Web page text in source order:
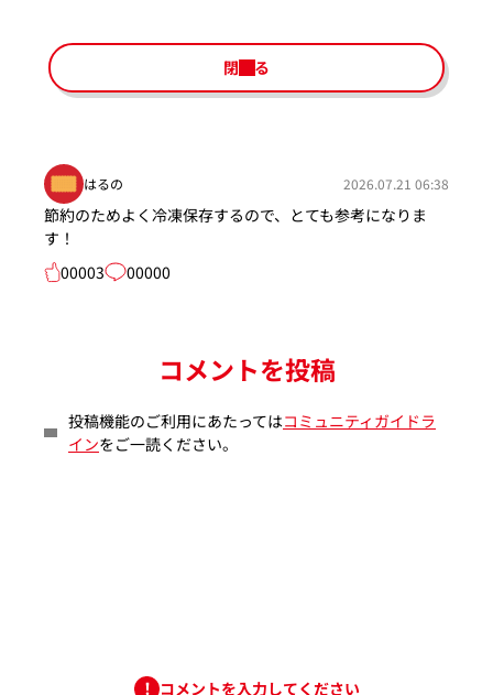
閉じる
はるの 2026.07.21 06:38
節約のためよく冷凍保存するので、とても参考になりま
す！
00003
00000
コメントを投稿
投稿機能のご利用にあたってはコミュニティガイドラ
インをご一読ください。
コメントを入力してください